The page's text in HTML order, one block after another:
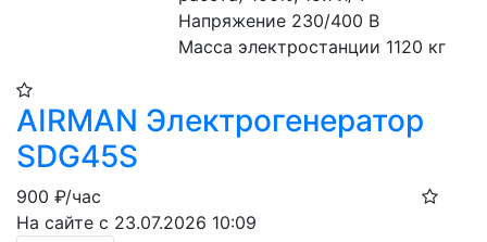
Напряжение 230/400 В
Масса электростанции 1120 кг
AIRMAN Электрогенератор
SDG45S
900 ₽/час
На сайте с 23.07.2026 10:09